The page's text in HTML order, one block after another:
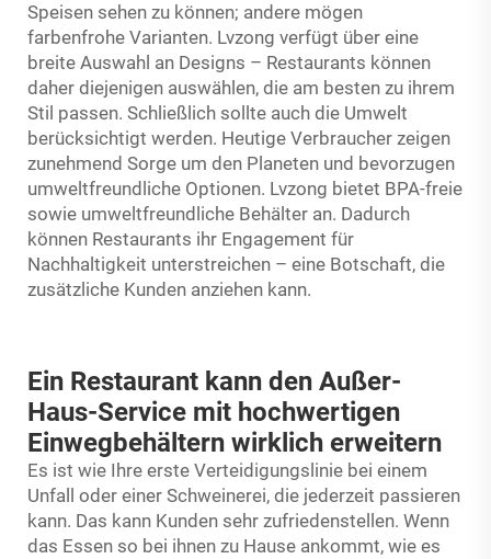
Speisen sehen zu können; andere mögen
farbenfrohe Varianten. Lvzong verfügt über eine
breite Auswahl an Designs – Restaurants können
daher diejenigen auswählen, die am besten zu ihrem
Stil passen. Schließlich sollte auch die Umwelt
berücksichtigt werden. Heutige Verbraucher zeigen
zunehmend Sorge um den Planeten und bevorzugen
umweltfreundliche Optionen. Lvzong bietet BPA-freie
sowie umweltfreundliche Behälter an. Dadurch
können Restaurants ihr Engagement für
Nachhaltigkeit unterstreichen – eine Botschaft, die
zusätzliche Kunden anziehen kann.
Ein Restaurant kann den Außer-
Haus-Service mit hochwertigen
Einwegbehältern wirklich erweitern
Es ist wie Ihre erste Verteidigungslinie bei einem
Unfall oder einer Schweinerei, die jederzeit passieren
kann. Das kann Kunden sehr zufriedenstellen. Wenn
das Essen so bei ihnen zu Hause ankommt, wie es